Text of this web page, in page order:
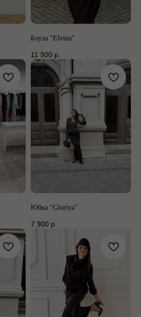
Блуза "Elvina"
11 900 р.
Юбка "Gloriya"
7 900 р.